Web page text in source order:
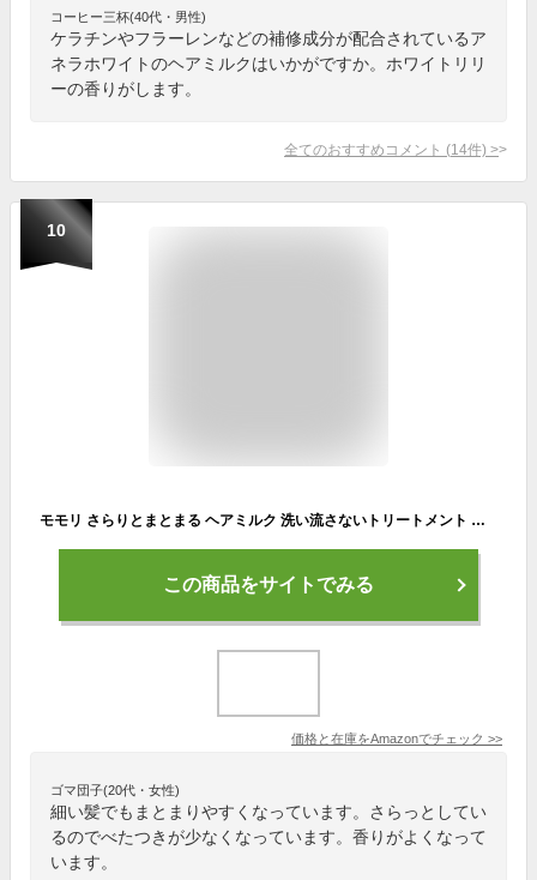
コーヒー三杯(40代・男性)
ケラチンやフラーレンなどの補修成分が配合されているア
ネラホワイトのヘアミルクはいかがですか。ホワイトリリ
ーの香りがします。
全てのおすすめコメント (14件) >
10
モモリ さらりとまとまる ヘアミルク 洗い流さないトリートメント 柔らかい・細い髪 からまりやすい髪に 100ml
この商品をサイトでみる
価格と在庫をAmazonでチェック >>
ゴマ団子(20代・女性)
細い髪でもまとまりやすくなっています。さらっとしてい
るのでべたつきが少なくなっています。香りがよくなって
います。